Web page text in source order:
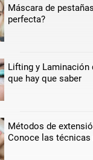
Máscara de
perfecta?
Lifting y Laminación
que hay que saber
Métodos de
Conoce las técnicas